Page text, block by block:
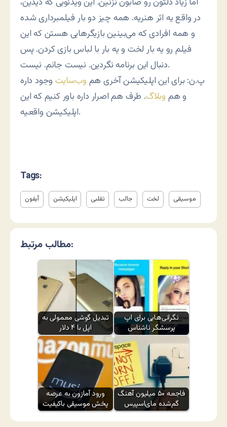
در واقع یه اثر هنریه. همه چیز دو بار فیلمبرداری شده
و همه افرادی که می‌بینین بازیگرهایی هستن که این
فیلم رو یه بار لخت و یه بار با لباس بازی کردن. پس
دنبال این برنامه نگردین. نیست جانم. نیست.
پ.ن: برای این اپلیکیشن آخری هم وب‌سایت وجود داره
و هم وبلاگ. طرف هم اصرار داره باور کنیم که این
اپلیکیشن واقعیه.
Tags:
آیفون اپلیکیشن تقلبی جالب لخت موسیقی
مطالب مرتبط:
تبدیل گوشی معمولی به
اپل با ۴ دلار
نگرانی‌هایی برای اپ
پرسشگر ناشناس
ورود آمازون به عرصه
پخش موسیقی باکیفیت
فاجعه ۵۰ میلیون آهنگ
گم‌شده مای‌اسپیس